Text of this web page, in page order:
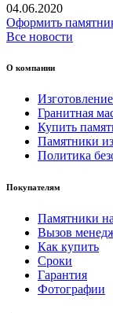
04.06.2020
Оформить
Все новости
О компании
Гранитная
Купить
Памятники
Политика
Покупателям
Памятники
Вызов
Как купить
Сроки
Гарантия
Фотографии